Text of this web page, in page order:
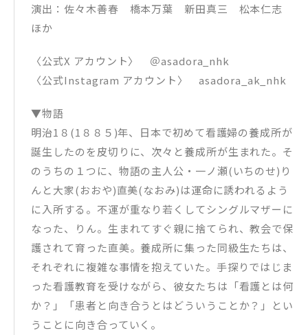
演出：佐々木善春 橋本万葉 新田真三 松本仁志
ほか
〈公式X アカウント〉 ＠asadora_nhk
〈公式Instagram アカウント〉 asadora_ak_nhk
▼物語
明治1８(1８８５)年、日本で初めて看護婦の養成所が
誕生したのを皮切りに、次々と養成所が生まれた。そ
のうちの１つに、物語の主人公・一ノ瀬(いちのせ)り
んと大家(おおや)直美(なおみ)は運命に誘われるよう
に入所する。不運が重なり若くしてシングルマザーに
なった、りん。生まれてすぐ親に捨てられ、教会で保
護されて育った直美。養成所に集った同級生たちは、
それぞれに複雑な事情を抱えていた。手探りではじま
った看護教育を受けながら、彼女たちは「看護とは何
か？」「患者と向き合うとはどういうことか？」とい
うことに向き合っていく。